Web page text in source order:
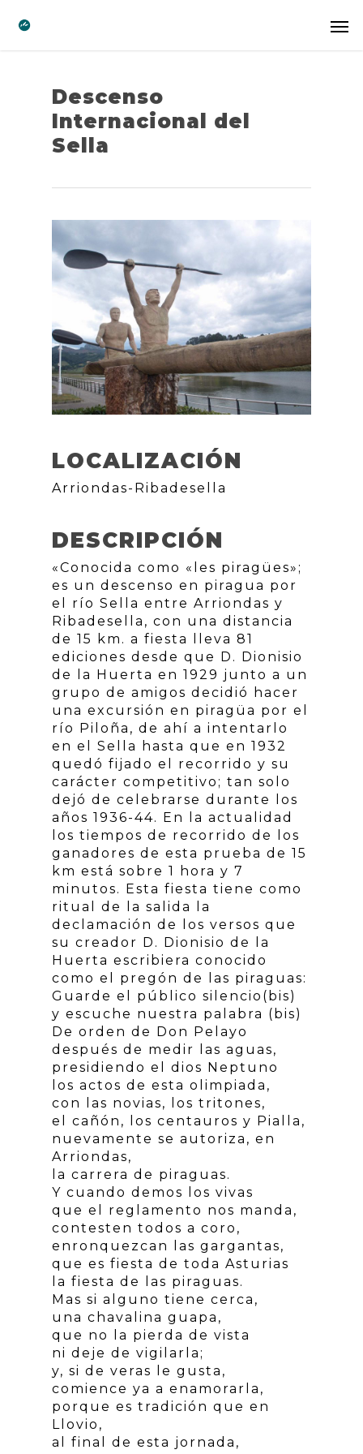
Descenso
Internacional del
Sella
LOCALIZACIÓN
Arriondas-Ribadesella
DESCRIPCIÓN
«Conocida como «les piragües»;
es un descenso en piragua por
el río Sella entre Arriondas y
Ribadesella, con una distancia
de 15 km. a fiesta lleva 81
ediciones desde que D. Dionisio
de la Huerta en 1929 junto a un
grupo de amigos decidió hacer
una excursión en piragüa por el
río Piloña, de ahí a intentarlo
en el Sella hasta que en 1932
quedó fijado el recorrido y su
carácter competitivo; tan solo
dejó de celebrarse durante los
años 1936-44. En la actualidad
los tiempos de recorrido de los
ganadores de esta prueba de 15
km está sobre 1 hora y 7
minutos. Esta fiesta tiene como
ritual de la salida la
declamación de los versos que
su creador D. Dionisio de la
Huerta escribiera conocido
como el pregón de las piraguas:
Guarde el público silencio(bis)
y escuche nuestra palabra (bis)
De orden de Don Pelayo
después de medir las aguas,
presidiendo el dios Neptuno
los actos de esta olimpiada,
con las novias, los tritones,
el cañón, los centauros y Pialla,
nuevamente se autoriza, en
Arriondas,
la carrera de piraguas.
Y cuando demos los vivas
que el reglamento nos manda,
contesten todos a coro,
enronquezcan las gargantas,
que es fiesta de toda Asturias
la fiesta de las piraguas.
Mas si alguno tiene cerca,
una chavalina guapa,
que no la pierda de vista
ni deje de vigilarla;
y, si de veras le gusta,
comience ya a enamorarla,
porque es tradición que en
Llovio,
al final de esta jornada,